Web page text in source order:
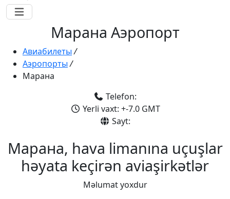
Марана Аэропорт
Авиабилеты /
Аэропорты /
Марана
Telefon:
Yerli vaxt: +-7.0 GMT
Sayt:
Марана, hava limanına uçuşlar
həyata keçirən aviaşirkətlər
Məlumat yoxdur